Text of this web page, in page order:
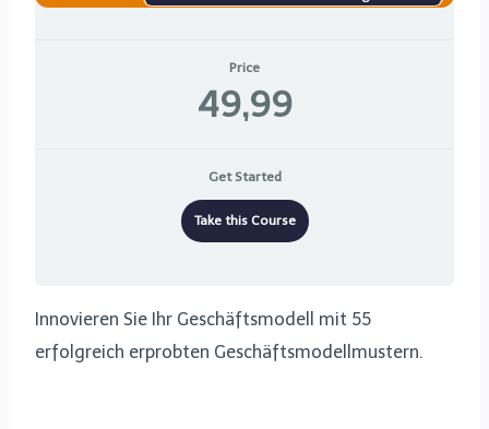
Price
49,99
Get Started
Take this Course
Innovieren Sie Ihr Geschäftsmodell mit 55
erfolgreich erprobten Geschäftsmodellmustern.